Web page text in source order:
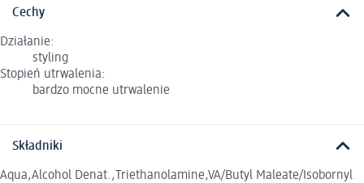
Cechy
Działanie:
styling
Stopień utrwalenia:
bardzo mocne utrwalenie
Składniki
Aqua,Alcohol Denat.,Triethanolamine,VA/Butyl Maleate/Isobornyl